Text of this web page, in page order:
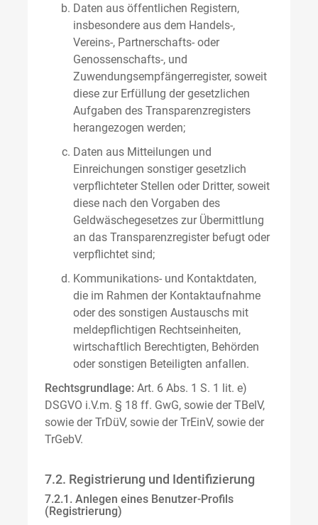
Daten aus öffentlichen Registern,
insbesondere aus dem Handels-,
Vereins-, Partnerschafts- oder
Genossenschafts-, und
Zuwendungsempfängerregister, soweit
diese zur Erfüllung der gesetzlichen
Aufgaben des Transparenzregisters
herangezogen werden;
Daten aus Mitteilungen und
Einreichungen sonstiger gesetzlich
verpflichteter Stellen oder Dritter, soweit
diese nach den Vorgaben des
Geldwäschegesetzes zur Übermittlung
an das Transparenzregister befugt oder
verpflichtet sind;
Kommunikations- und Kontaktdaten,
die im Rahmen der Kontaktaufnahme
oder des sonstigen Austauschs mit
meldepflichtigen Rechtseinheiten,
wirtschaftlich Berechtigten, Behörden
oder sonstigen Beteiligten anfallen.
Rechtsgrundlage: Art. 6 Abs. 1 S. 1 lit. e)
DSGVO i.V.m. § 18 ff. GwG, sowie der TBelV,
sowie der TrDüV, sowie der TrEinV, sowie der
TrGebV.
7.2. Registrierung und Identifizierung
7.2.1. Anlegen eines Benutzer-Profils
(Registrierung)